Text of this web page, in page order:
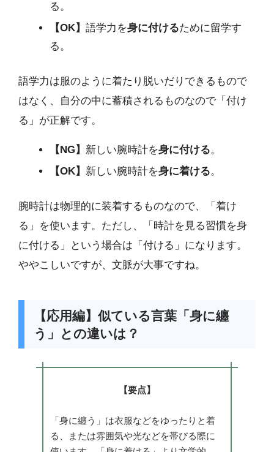
る。
【OK】 語学力を身に付けるために留学す
る。
語学力は服のように着たり脱いだりできるもので
はなく、自分の中に蓄積されるものなので「付け
る」が正解です。
【NG】 新しい腕時計を身に付ける。
【OK】 新しい腕時計を身に着ける。
腕時計は物理的に装着するものなので、「着け
る」を使います。ただし、「時計を見る習慣を身
に付ける」という場合は「付ける」になります。
ややこしいですが、文脈が大事ですね。
【応用編】似ている言葉「身に纏
う」との違いは？
【要点】
「身に纏う」は衣服などをゆったりと着
る、または雰囲気や光などを帯びる際に